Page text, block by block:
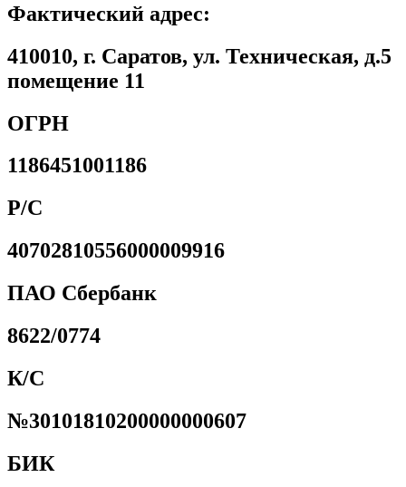
Фактический адрес:
410010, г. Саратов, ул. Техническая, д.5
помещение 11
ОГРН
1186451001186
Р/С
40702810556000009916
ПАО Сбербанк
8622/0774
К/С
№30101810200000000607
БИК